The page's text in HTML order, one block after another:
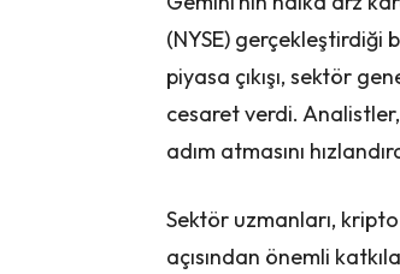
(NYSE) gerçekleştirdiği
piyasa çıkışı, sektör
cesaret verdi.
adım atmasını
Sektör uzmanları,
açısından önemli